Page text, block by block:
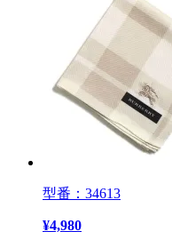
型番：34613
¥4,980